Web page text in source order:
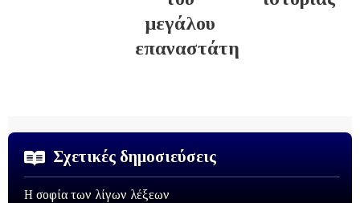
μεγάλου
επαναστάτη
Σχετικές δημοσιεύσεις
Η σοφία των λίγων λέξεων